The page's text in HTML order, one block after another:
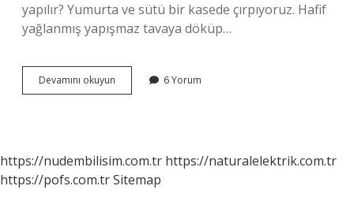
yapılır? Yumurta ve sütü bir kasede çırpıyoruz. Hafif
yağlanmış yapışmaz tavaya döküp…
Devamını okuyun
Omlet
6 Yorum
https://nudembilisim.com.tr https://naturalelektrik.com.tr
https://pofs.com.trSitemap